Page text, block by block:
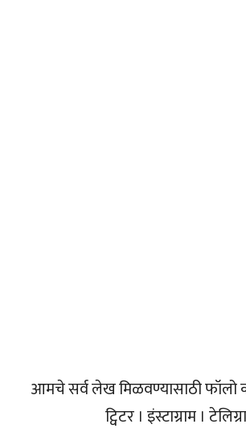
आमचे सर्व लेख मिळवण्यासाठी फॉलो
ट्विटर । इंस्टाग्राम ।